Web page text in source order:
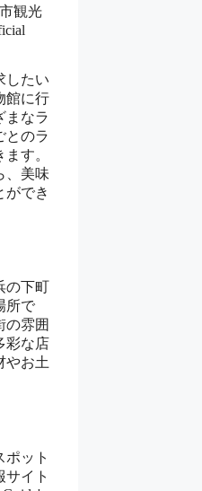
したい
館に行
まなラ
とのラ
す。
、美味
ができ
の下町
所で
の雰囲
彩な店
やお土